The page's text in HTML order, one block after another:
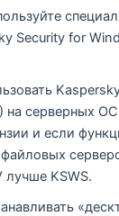
Security for
на серверных
и если
лучше KSWS.